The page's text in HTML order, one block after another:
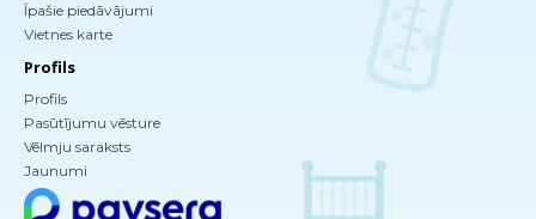
Īpašie piedāvājumi
Vietnes karte
Profils
Profils
Pasūtījumu vēsture
Vēlmju saraksts
Jaunumi